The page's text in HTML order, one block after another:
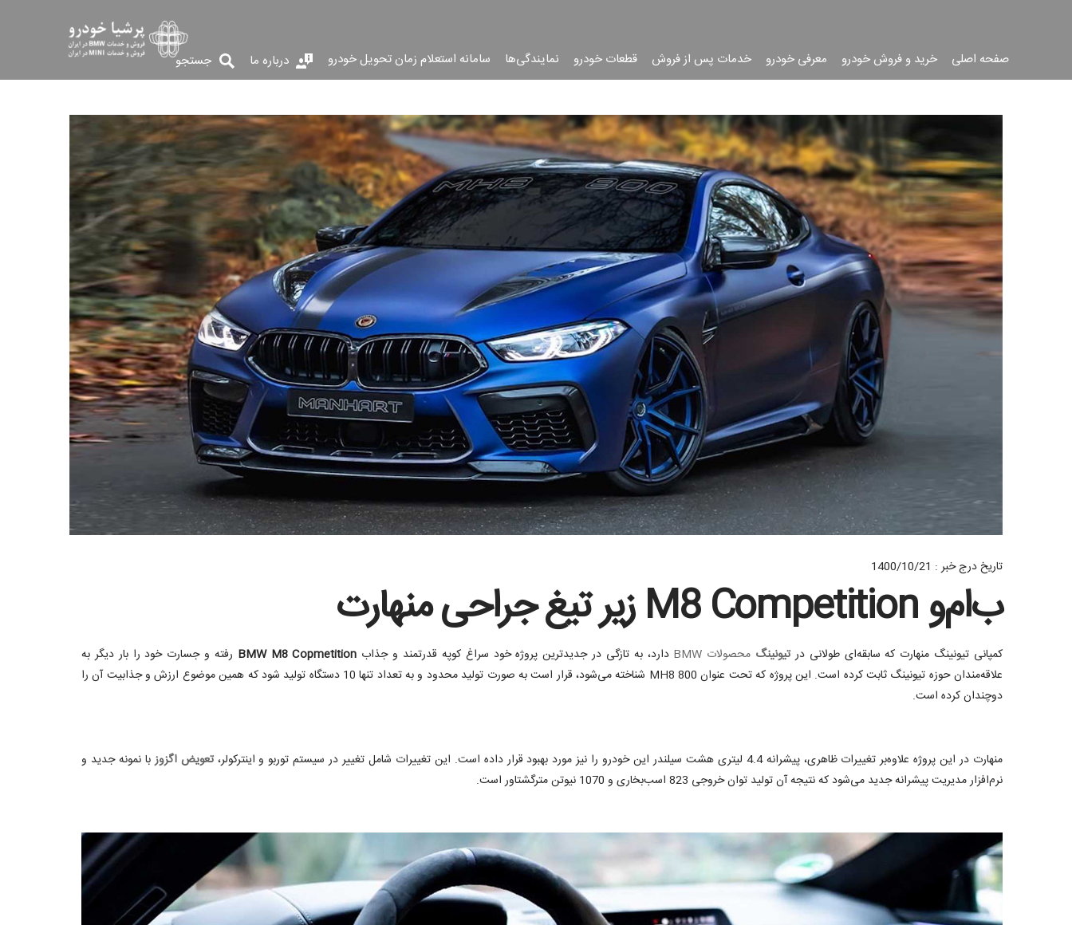
صفحه اصلی خرید و فروش خودرو معرفی خودرو خدمات پس از فروش قطعات خودرو نمایندگی‌ها سامانه استعلام زمان تحویل خودرو درباره ما جستجو
جست
تاریخ درج خبر : 1400/10/21
ب‌ام‌و M8 Competition زیر تیغ جراحی منهارت
کمپانی تیونینگ منهارت که سابقه‌ای طولانی درتیونینگ محصولات BMW دارد، به تازگی در جدیدترین پروژه خود سراغ کوپه قدرتمند و جذاب BMW M8 Copmetition رفته و جسارت خود را بار دیگر به
علاقه‌مندان حوزه تیونینگ ثابت کرده است. این پروژه که تحت عنوان MH8 800 شناخته می‌شود، قرار است به صورت تولید محدود و به تعداد تنها 10 دستگاه تولید شود که همین موضوع ارزش و جذابیت آن را
دوچندان کرده است.
منهارت در این پروژه علاوه‌بر تغییرات ظاهری، پیشرانه 4.4 لیتری هشت سیلندر این خودرو را نیز مورد بهبود قرار داده است. این تغییرات شامل تغییر در سیستم توربو و اینترکولر، تعویض اگزوزبا نمونه جدید و
نرم‌افزار مدیریت پیشرانه جدید می‌شود که نتیجه آن تولید توان خروجی 823 اسب‌بخاری و 1070 نیوتن مترگشتاور است.